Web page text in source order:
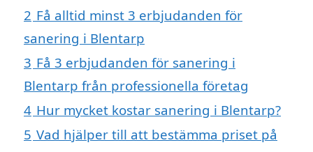
2 Få alltid minst 3 erbjudanden för
sanering i Blentarp
3 Få 3 erbjudanden för sanering i
Blentarp från professionella företag
4 Hur mycket kostar sanering i Blentarp?
5 Vad hjälper till att bestämma priset på